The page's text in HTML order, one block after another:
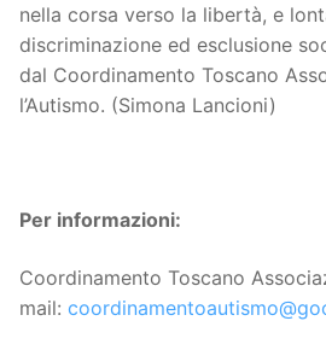
nella corsa verso la libertà, e
discriminazione ed esclusione
dal Coordinamento Toscano
l’Autismo. (Simona Lancioni)
Per informazioni:
Coordinamento Toscano
mail: